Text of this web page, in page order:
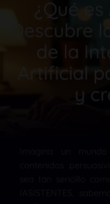
¿Qué
Descubre
de la
Artificial
y